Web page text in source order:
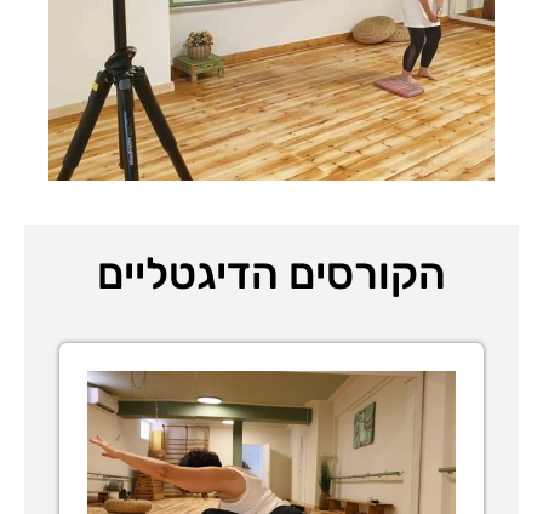
הקורסים הדיגטליים